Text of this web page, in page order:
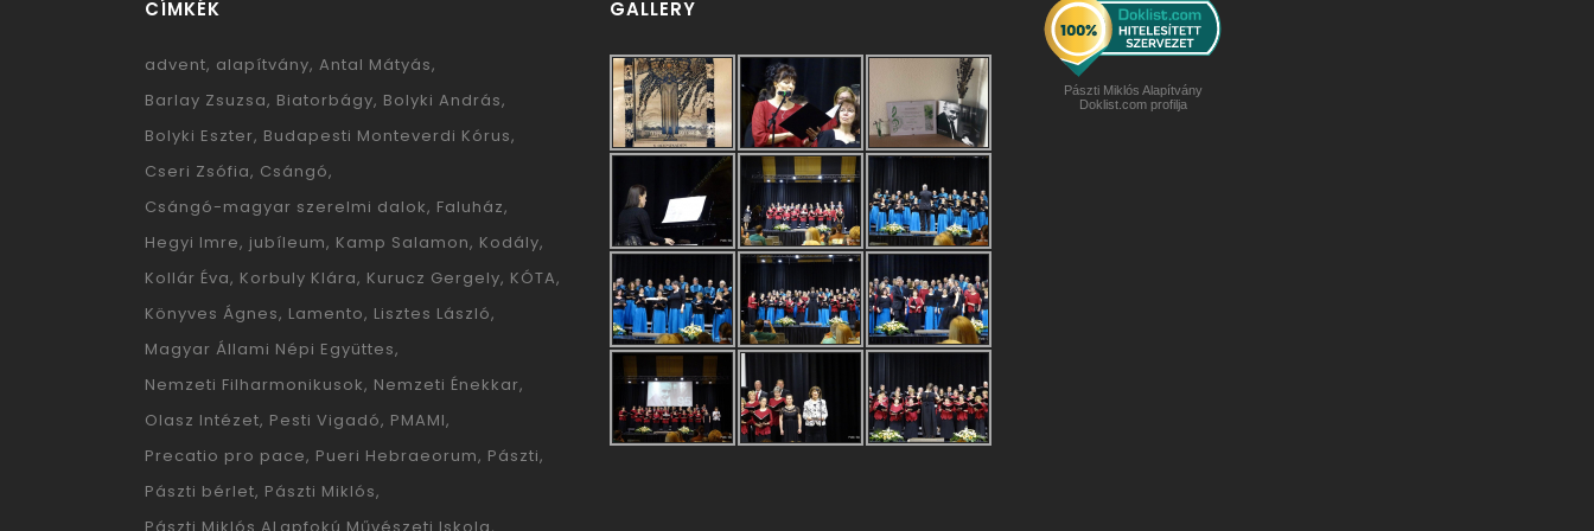
CÍMKÉK
advent alapítvány Antal Mátyás
Barlay Zsuzsa Biatorbágy Bolyki András
Bolyki Eszter Budapesti Monteverdi Kórus
Cseri Zsófia Csángó
Csángó-magyar szerelmi dalok Faluház
Hegyi Imre jubíleum Kamp Salamon Kodály
Kollár Éva Korbuly Klára Kurucz Gergely KÓTA
Könyves Ágnes Lamento Lisztes László
Magyar Állami Népi Együttes
Nemzeti Filharmonikusok Nemzeti Énekkar
Olasz Intézet Pesti Vigadó PMAMI
Precatio pro pace Pueri Hebraeorum Pászti
Pászti bérlet Pászti Miklós
GALLERY
Pászti Miklós Alapítvány
Doklist.com profilja